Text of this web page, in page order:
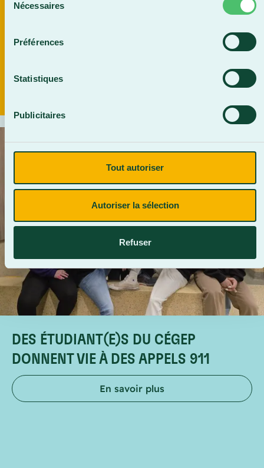
Nécessaires
Préférences
Statistiques
Publicitaires
Tout autoriser
Autoriser la sélection
Refuser
DES ÉTUDIANT(E)S DU CÉGEP
DONNENT VIE À DES APPELS 911
En savoir plus